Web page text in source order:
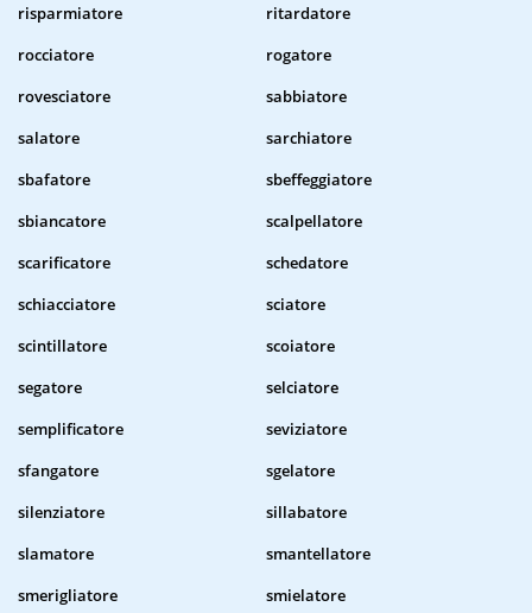
risparmiatore
ritardatore
rocciatore
rogatore
rovesciatore
sabbiatore
salatore
sarchiatore
sbafatore
sbeffeggiatore
sbiancatore
scalpellatore
scarificatore
schedatore
schiacciatore
sciatore
scintillatore
scoiatore
segatore
selciatore
semplificatore
seviziatore
sfangatore
sgelatore
silenziatore
sillabatore
slamatore
smantellatore
smerigliatore
smielatore